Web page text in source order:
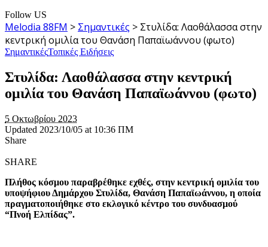
Follow US
Melodia 88FM > Σημαντικές > Στυλίδα: Λαοθάλασσα στην
κεντρική ομιλία του Θανάση Παπαϊωάννου (φωτο)
ΣημαντικέςΤοπικές Ειδήσεις
Στυλίδα: Λαοθάλασσα στην κεντρική
ομιλία του Θανάση Παπαϊωάννου (φωτο)
5 Οκτωβρίου 2023
Updated 2023/10/05 at 10:36 ΠΜ
Share
SHARE
Πλήθος κόσμου παραβρέθηκε εχθές, στην κεντρική ομιλία του
υποψήφιου Δημάρχου Στυλίδα, Θανάση Παπαϊωάννου, η οποία
πραγματοποιήθηκε στο εκλογικό κέντρο του συνδυασμού
“Πνοή Ελπίδας”.